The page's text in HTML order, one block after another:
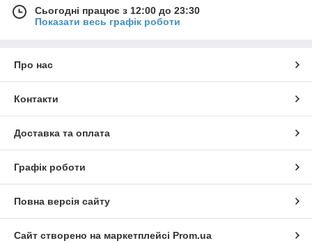
Сьогодні працює з 12:00 до 23:30
Показати весь графік роботи
Про нас
Контакти
Доставка та оплата
Графік роботи
Повна версія сайту
Сайт створено на маркетплейсі Prom.ua